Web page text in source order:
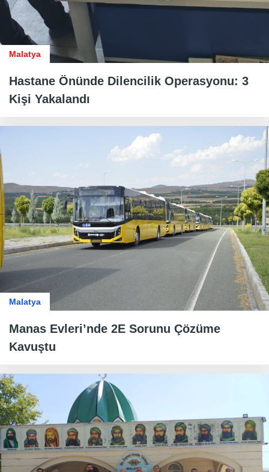
Malatya
Hastane Önünde Dilencilik Operasyonu: 3
Kişi Yakalandı
Malatya
Manas Evleri’nde 2E Sorunu Çözüme
Kavuştu